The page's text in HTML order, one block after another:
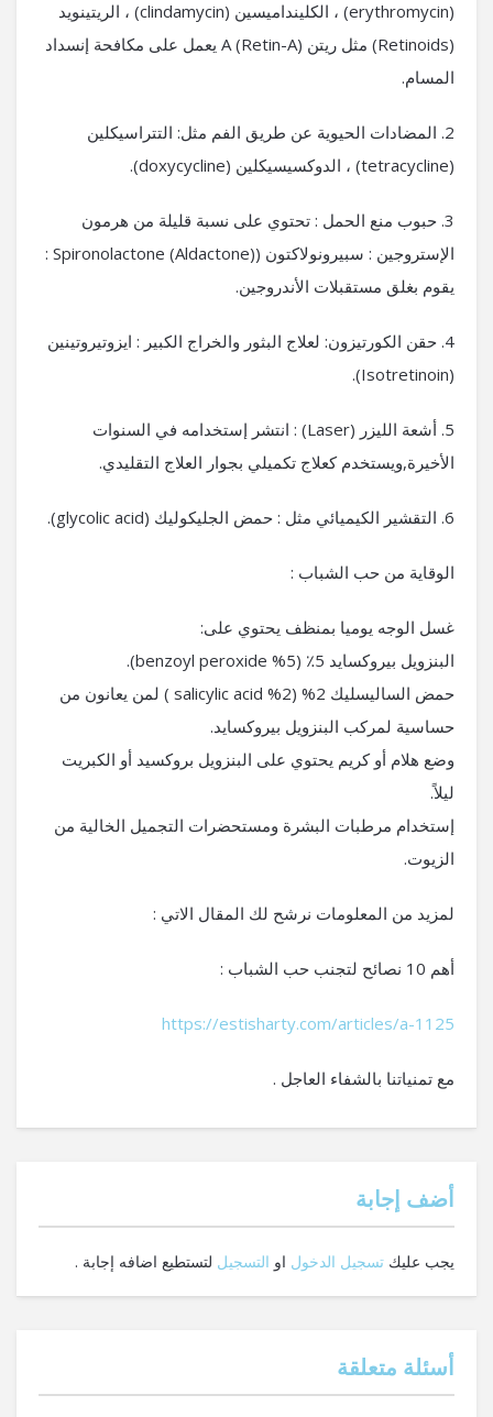
(erythromycin) ، الكلينداميسين (clindamycin) ، الريتينويد
(Retinoids) مثل ريتن A (Retin-A) يعمل على مكافحة إنسداد
المسام.
2. المضادات الحيوية عن طريق الفم مثل: التتراسيكلين
(tetracycline) ، الدوكسيسيكلين (doxycycline).
3. حبوب منع الحمل : تحتوي على نسبة قليلة من هرمون
الإستروجين : سبيرونولاكتون (Spironolactone (Aldactone) :
يقوم بغلق مستقبلات الأندروجين.
4. حقن الكورتيزون: لعلاج البثور والخراج الكبير : ايزوتيروتينين
(Isotretinoin).
5. أشعة الليزر (Laser) : انتشر إستخدامه في السنوات
الأخيرة,ويستخدم كعلاج تكميلي بجوار العلاج التقليدي.
6. التقشير الكيميائي مثل : حمض الجليكوليك (glycolic acid).
الوقاية من حب الشباب :
غسل الوجه يوميا بمنظف يحتوي على:
البنزويل بيروكسايد 5٪ (5% benzoyl peroxide).
حمض الساليسليك 2% (2% salicylic acid ) لمن يعانون من
حساسية لمركب البنزويل بيروكسايد.
وضع هلام أو كريم يحتوي على البنزويل بروكسيد أو الكبريت
ليلاً.
إستخدام مرطبات البشرة ومستحضرات التجميل الخالية من
الزيوت.
لمزيد من المعلومات نرشح لك المقال الاتي :
أهم 10 نصائح لتجنب حب الشباب :
https://estisharty.com/articles/a-1125
مع تمنياتنا بالشفاء العاجل .
‫أضف إجابة
يجب عليك تسجيل الدخول او التسجيل لتستطيع اضافه إجابة .
أسئلة متعلقة